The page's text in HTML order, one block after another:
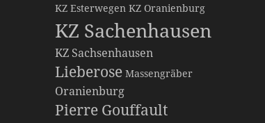
KZ Esterwegen KZ Oranienburg
KZ Sachenhausen
KZ Sachsenhausen
Lieberose Massengräber
Oranienburg
Pierre Gouffault